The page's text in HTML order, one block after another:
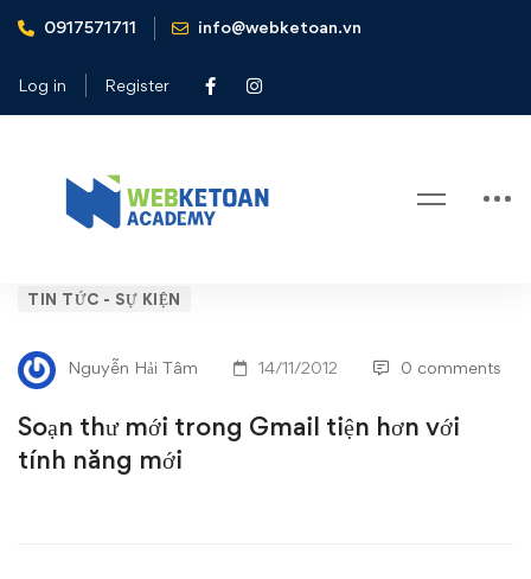
0917571711 info@webketoan.vn
Log in Register
Home
Tin tức - Sự kiện
Soạn
thư
mới
trong
TIN TỨC - SỰ KIỆN
Nguyễn Hải Tâm 14/11/2012 0 comments
Soạn thư mới trong Gmail tiện hơn với
tính năng mới